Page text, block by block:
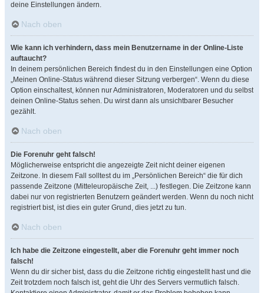
deine Einstellungen ändern.
Nach oben
Wie kann ich verhindern, dass mein Benutzername in der Online-Liste
auftaucht?
In deinem persönlichen Bereich findest du in den Einstellungen eine Option
„Meinen Online-Status während dieser Sitzung verbergen“. Wenn du diese
Option einschaltest, können nur Administratoren, Moderatoren und du selbst
deinen Online-Status sehen. Du wirst dann als unsichtbarer Besucher
gezählt.
Nach oben
Die Forenuhr geht falsch!
Möglicherweise entspricht die angezeigte Zeit nicht deiner eigenen
Zeitzone. In diesem Fall solltest du im „Persönlichen Bereich“ die für dich
passende Zeitzone (Mitteleuropäische Zeit, ...) festlegen. Die Zeitzone kann
dabei nur von registrierten Benutzern geändert werden. Wenn du noch nicht
registriert bist, ist dies ein guter Grund, dies jetzt zu tun.
Nach oben
Ich habe die Zeitzone eingestellt, aber die Forenuhr geht immer noch
falsch!
Wenn du dir sicher bist, dass du die Zeitzone richtig eingestellt hast und die
Zeit trotzdem noch falsch ist, geht die Uhr des Servers vermutlich falsch.